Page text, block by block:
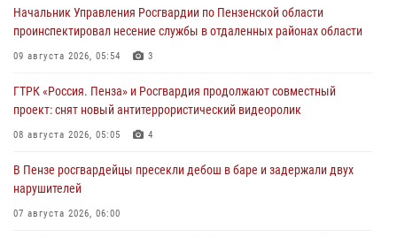
Начальник Управления Росгвардии по Пензенской области
проинспектировал несение службы в отдаленных районах области
09 августа 2026, 05:54 3
ГТРК «Россия. Пенза» и Росгвардия продолжают совместный
проект: снят новый антитеррористический видеоролик
08 августа 2026, 05:05 4
В Пензе росгвардейцы пресекли дебош в баре и задержали двух
нарушителей
07 августа 2026, 06:00